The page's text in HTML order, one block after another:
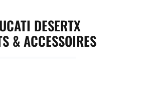
DESERTX
& ACCESSOIRES